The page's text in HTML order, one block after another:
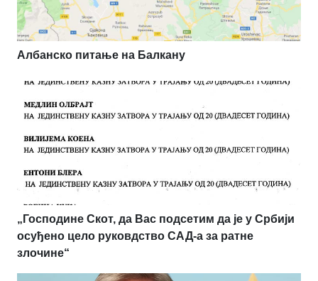
Албанско питање на Балкану
„Господине Скот, да Вас подсетим да је у Србији
осуђено цело руковдство САД-а за ратне
злочине“